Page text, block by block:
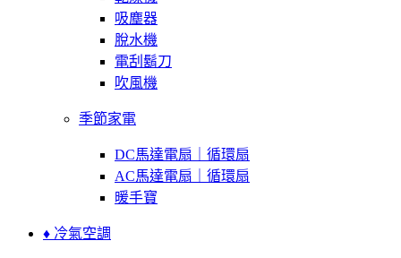
吸塵器
脫水機
電刮鬍刀
吹風機
季節家電
DC馬達電扇｜循環扇
AC馬達電扇｜循環扇
暖手寶
♦ 冷氣空調